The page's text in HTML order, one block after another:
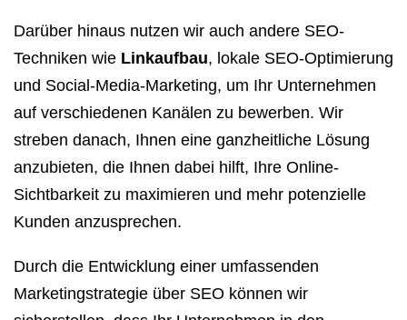
Darüber hinaus nutzen wir auch andere SEO-
Techniken wie Linkaufbau, lokale SEO-Optimierung
und Social-Media-Marketing, um Ihr Unternehmen
auf verschiedenen Kanälen zu bewerben. Wir
streben danach, Ihnen eine ganzheitliche Lösung
anzubieten, die Ihnen dabei hilft, Ihre Online-
Sichtbarkeit zu maximieren und mehr potenzielle
Kunden anzusprechen.
Durch die Entwicklung einer umfassenden
Marketingstrategie über SEO können wir